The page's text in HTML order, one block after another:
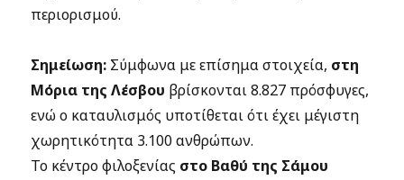
περιορισμού.
Σημείωση: Σύμφωνα με επίσημα στοιχεία, στη
Μόρια της Λέσβου βρίσκονται 8.827 πρόσφυγες,
ενώ ο καταυλισμός υποτίθεται ότι έχει μέγιστη
χωρητικότητα 3.100 ανθρώπων.
Το κέντρο φιλοξενίας στο Βαθύ της Σάμου